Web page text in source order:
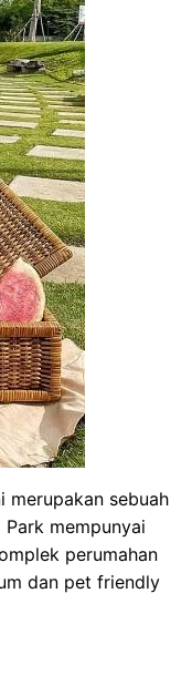
merupakan sebuah
mempunyai
perumahan
dan pet friendly